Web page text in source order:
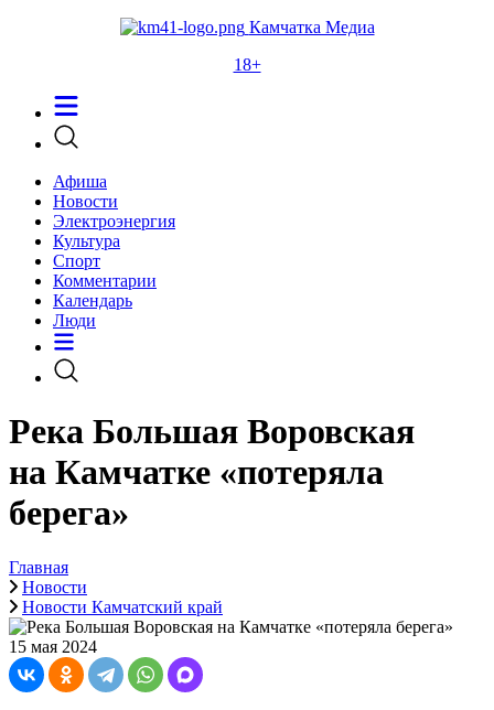
Камчатка Медиа
18+
Афиша
Новости
Электроэнергия
Культура
Спорт
Комментарии
Календарь
Люди
Река Большая Воровская
на Камчатке «потеряла
берега»
Главная
Новости
Новости Камчатский край
15 мая 2024